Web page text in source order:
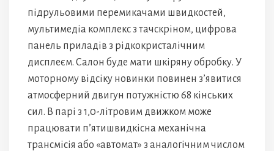
підрульовими перемикачами швидкостей,
мультимедіа комплекс з тачскріном, цифрова
панель приладів з рідкокристалічним
дисплеєм. Салон буде мати шкіряну обробку. У
моторному відсіку новинки повинен з’явитися
атмосферний двигун потужністю 68 кінських
сил. В парі з 1,0-літровим движком може
працювати п’ятишвидкісна механічна
трансмісія або «автомат» з аналогічним числом